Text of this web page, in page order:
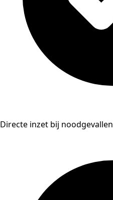
Directe inzet bij noodgevallen